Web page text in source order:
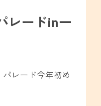
レードin一
パレード今年初め